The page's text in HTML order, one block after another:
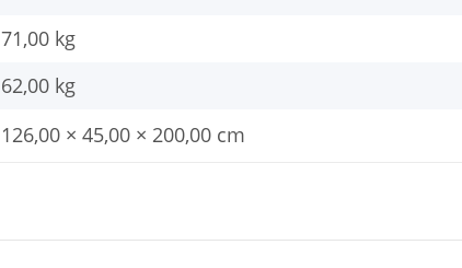
71,00 kg
62,00 kg
126,00 × 45,00 × 200,00 cm